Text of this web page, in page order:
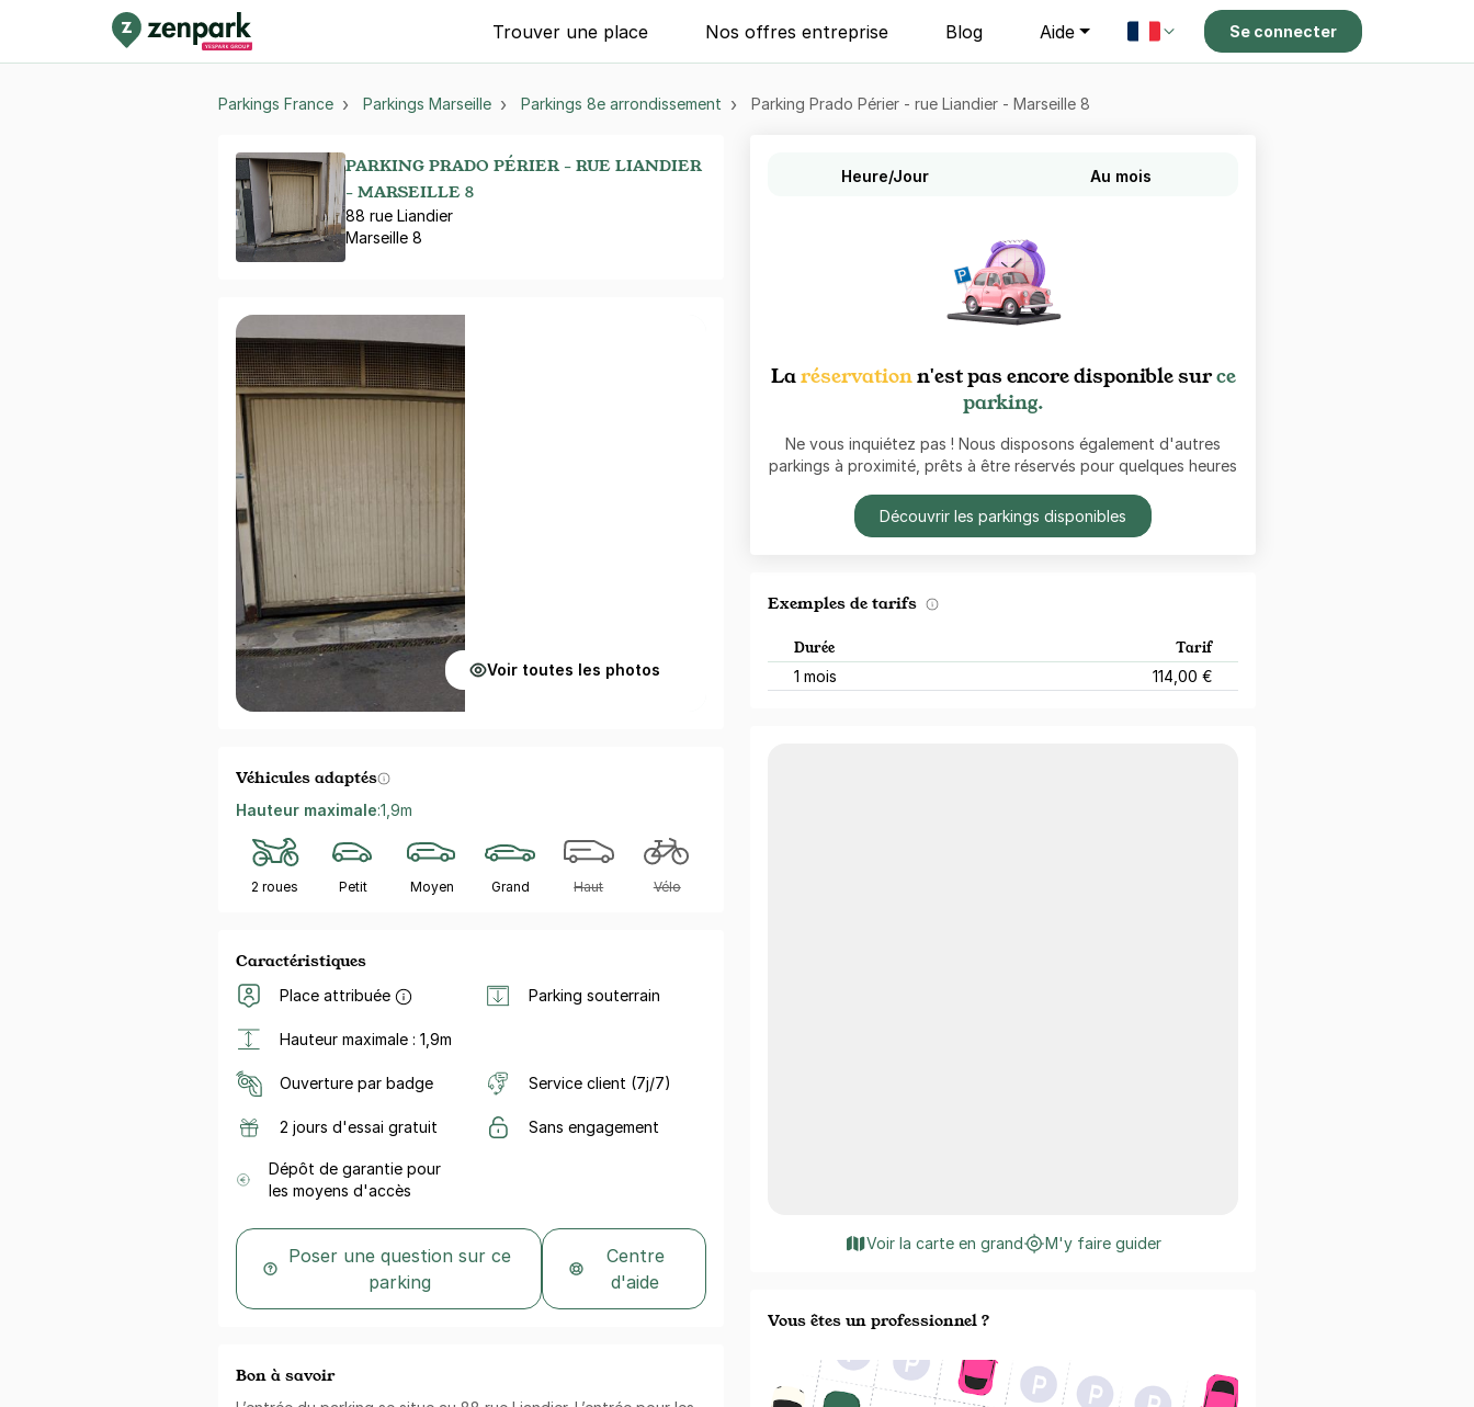
Trouver une place Nos offres entreprise Blog Aide Se connecter
Parkings France Parkings Marseille Parkings 8e arrondissement Parking Prado Périer - rue Liandier - Marseille 8
PARKING PRADO PÉRIER - RUE LIANDIER
- MARSEILLE 8
88 rue Liandier
Marseille 8
Voir toutes les photos
Véhicules adaptés
Hauteur maximale:1,9m
2 roues Petit Moyen Grand Haut Vélo
Caractéristiques
Place attribuée Parking souterrain
Hauteur maximale : 1,9m
Ouverture par badge Service client (7j/7)
2 jours d'essai gratuit Sans engagement
Dépôt de garantie pour
les moyens d'accès
Poser une question sur ce
parking
Centre
d'aide
Bon à savoir
Au mois
Heure/Jour
Laréservationn'est pas encore disponible surce
parking.
Ne vous inquiétez pas ! Nous disposons également d'autres
parkings à proximité, prêts à être réservés pour quelques heures
Découvrir les parkings disponibles
Exemples de tarifs
Durée
Tarif
1 mois
114,00 €
Voir la carte en grand M'y faire guider
Vous êtes un professionnel ?